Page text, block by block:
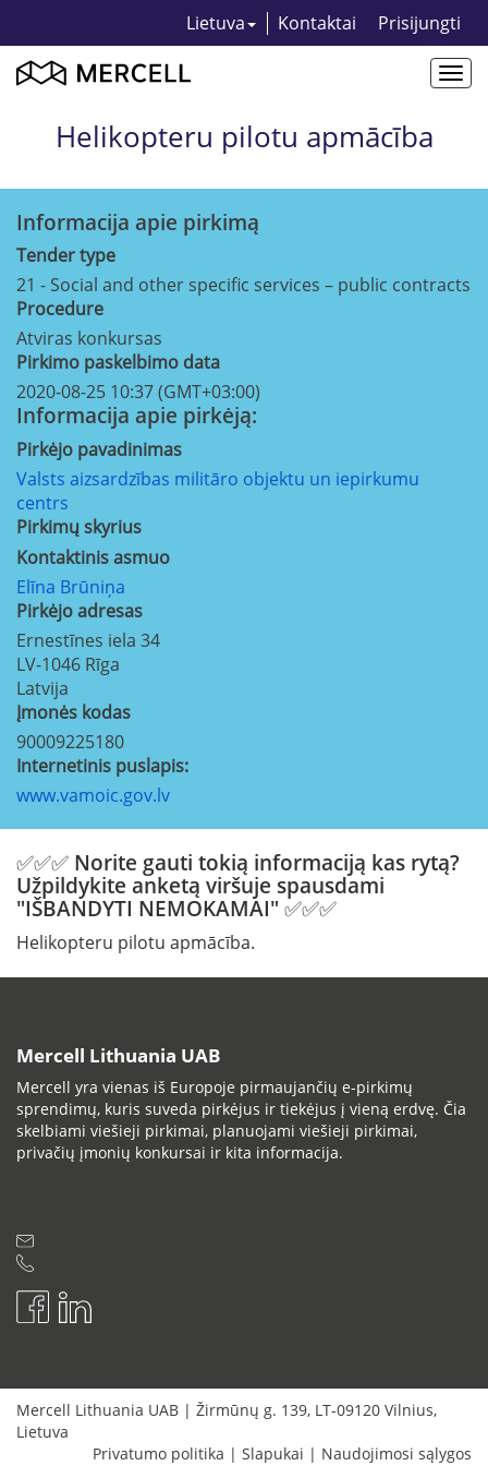
Lietuva Kontaktai Prisijungti
Helikopteru pilotu apmācība
Informacija apie pirkimą
Tender type
21 - Social and other specific services – public contracts
Procedure
Atviras konkursas
Pirkimo paskelbimo data
2020-08-25 10:37 (GMT+03:00)
Informacija apie pirkėją:
Pirkėjo pavadinimas
Valsts aizsardzības militāro objektu un iepirkumu
centrs
Pirkimų skyrius
Kontaktinis asmuo
Elīna Brūniņa
Pirkėjo adresas
Ernestīnes iela 34
LV-1046 Rīga
Latvija
Įmonės kodas
90009225180
Internetinis puslapis:
www.vamoic.gov.lv
✅✅✅ Norite gauti tokią informaciją kas rytą?
Užpildykite anketą viršuje spausdami
"IŠBANDYTI NEMOKAMAI" ✅✅✅
Helikopteru pilotu apmācība.
Mercell Lithuania UAB
Mercell yra vienas iš Europoje pirmaujančių e-pirkimų
sprendimų, kuris suveda pirkėjus ir tiekėjus į vieną erdvę. Čia
skelbiami viešieji pirkimai, planuojami viešieji pirkimai,
privačių įmonių konkursai ir kita informacija.
Mercell Lithuania UAB | Žirmūnų g. 139, LT-09120 Vilnius,
Lietuva
Privatumo politika | Slapukai | Naudojimosi sąlygos